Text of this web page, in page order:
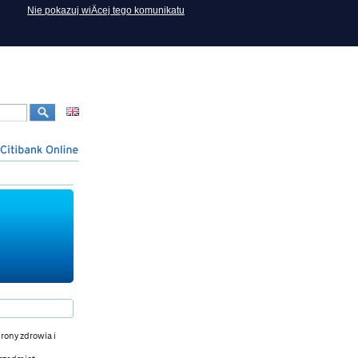
Nie pokazuj wiÄcej tego komunikatu
zdrowia i